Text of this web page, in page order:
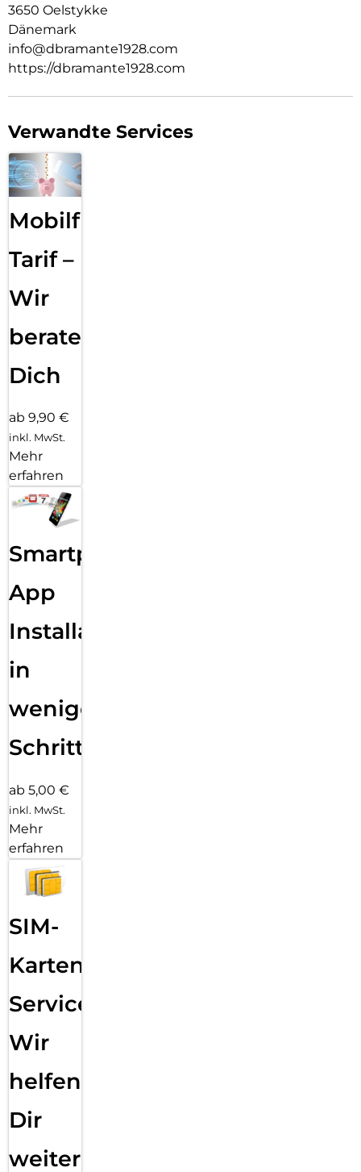
3650 Oelstykke
Dänemark
info@dbramante1928.com
https://dbramante1928.com
Verwandte Services
Mobilfunk
Tarif –
Wir
beraten
Dich
ab 9,90 €
inkl. MwSt.
Mehr
erfahren
Smartphone
App
Installation
in
wenigen
Schritten
ab 5,00 €
inkl. MwSt.
Mehr
erfahren
SIM-
Karten
Service:
Wir
helfen
Dir
weiter